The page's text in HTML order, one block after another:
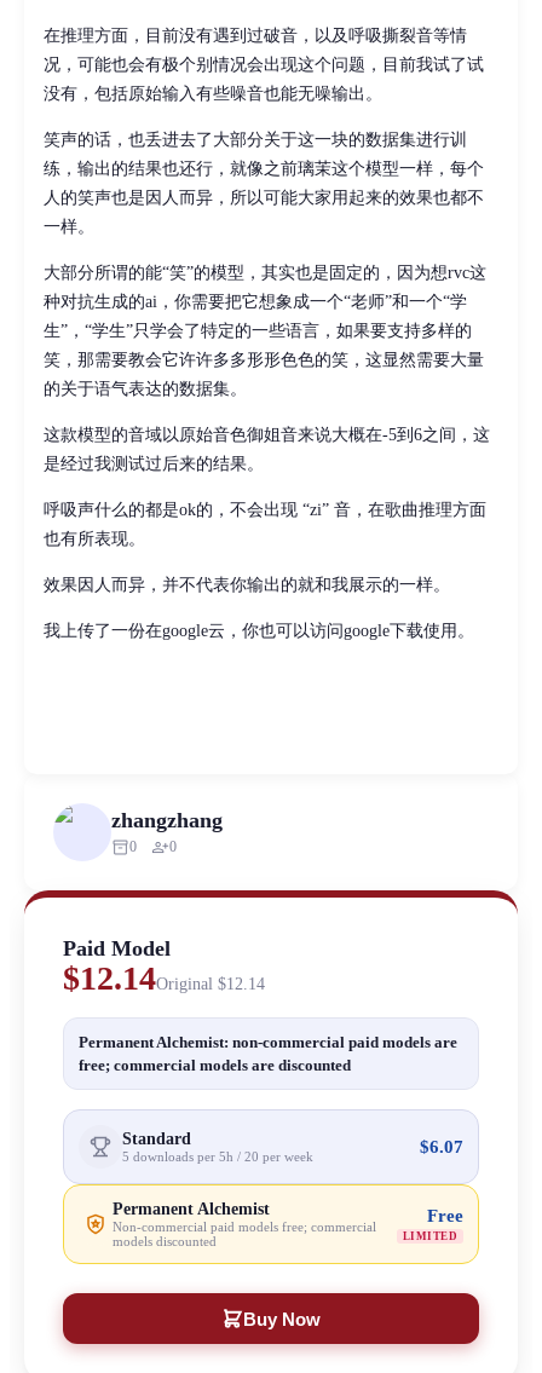
在推理方面，目前没有遇到过破音，以及呼吸撕裂音等情
况，可能也会有极个别情况会出现这个问题，目前我试了试
没有，包括原始输入有些噪音也能无噪输出。
笑声的话，也丢进去了大部分关于这一块的数据集进行训
练，输出的结果也还行，就像之前璃茉这个模型一样，每个
人的笑声也是因人而异，所以可能大家用起来的效果也都不
一样。
大部分所谓的能“笑”的模型，其实也是固定的，因为想rvc这
种对抗生成的ai，你需要把它想象成一个“老师”和一个“学
生”，“学生”只学会了特定的一些语言，如果要支持多样的
笑，那需要教会它许许多多形形色色的笑，这显然需要大量
的关于语气表达的数据集。
这款模型的音域以原始音色御姐音来说大概在-5到6之间，这
是经过我测试过后来的结果。
呼吸声什么的都是ok的，不会出现 “zi” 音，在歌曲推理方面
也有所表现。
效果因人而异，并不代表你输出的就和我展示的一样。
我上传了一份在google云，你也可以访问google下载使用。
zhangzhang
inventory_20 person_add0
Paid Model
$12.14Original $12.14
Permanent Alchemist: non-commercial paid models are
free; commercial models are discounted
Standard
5 downloads per 5h / 20 per week $6.07
Permanent Alchemist
Non-commercial paid models free; commercial
models discounted
Free
LIMITED
Buy Now